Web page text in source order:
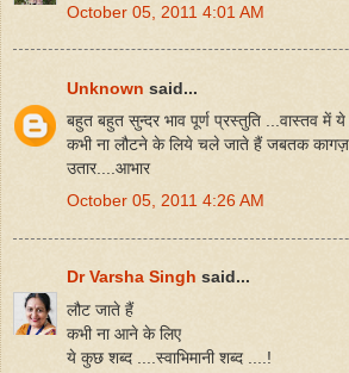
October 05, 2011 4:01 AM
Unknown said...
बहुत बहुत सुन्दर भाव पूर्ण प्रस्तुति ...वास्तव में ये
कभी ना लौटने के लिये चले जाते हैं जबतक
उतार....आभार
October 05, 2011 4:26 AM
Dr Varsha Singh said...
लौट जाते हैं
कभी ना आने के लिए
ये कुछ शब्द ....स्वाभिमानी शब्द ....!